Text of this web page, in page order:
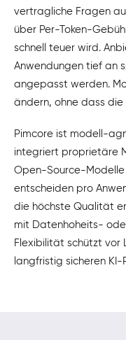
vertragliche Fragen
über Per-Token-
schnell teuer wird.
Anwendungen tief an
angepasst werden.
ändern, ohne dass die
Pimcore ist modell-
integriert proprietäre
Open-Source-
entscheiden pro
die höchste Qualität
mit Datenhoheits-
Flexibilität schützt vor
langfristig sicheren